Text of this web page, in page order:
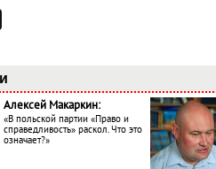
Алексей Макаркин:
«В польской партии «Право и
справедливость» раскол. Что это
означает?»